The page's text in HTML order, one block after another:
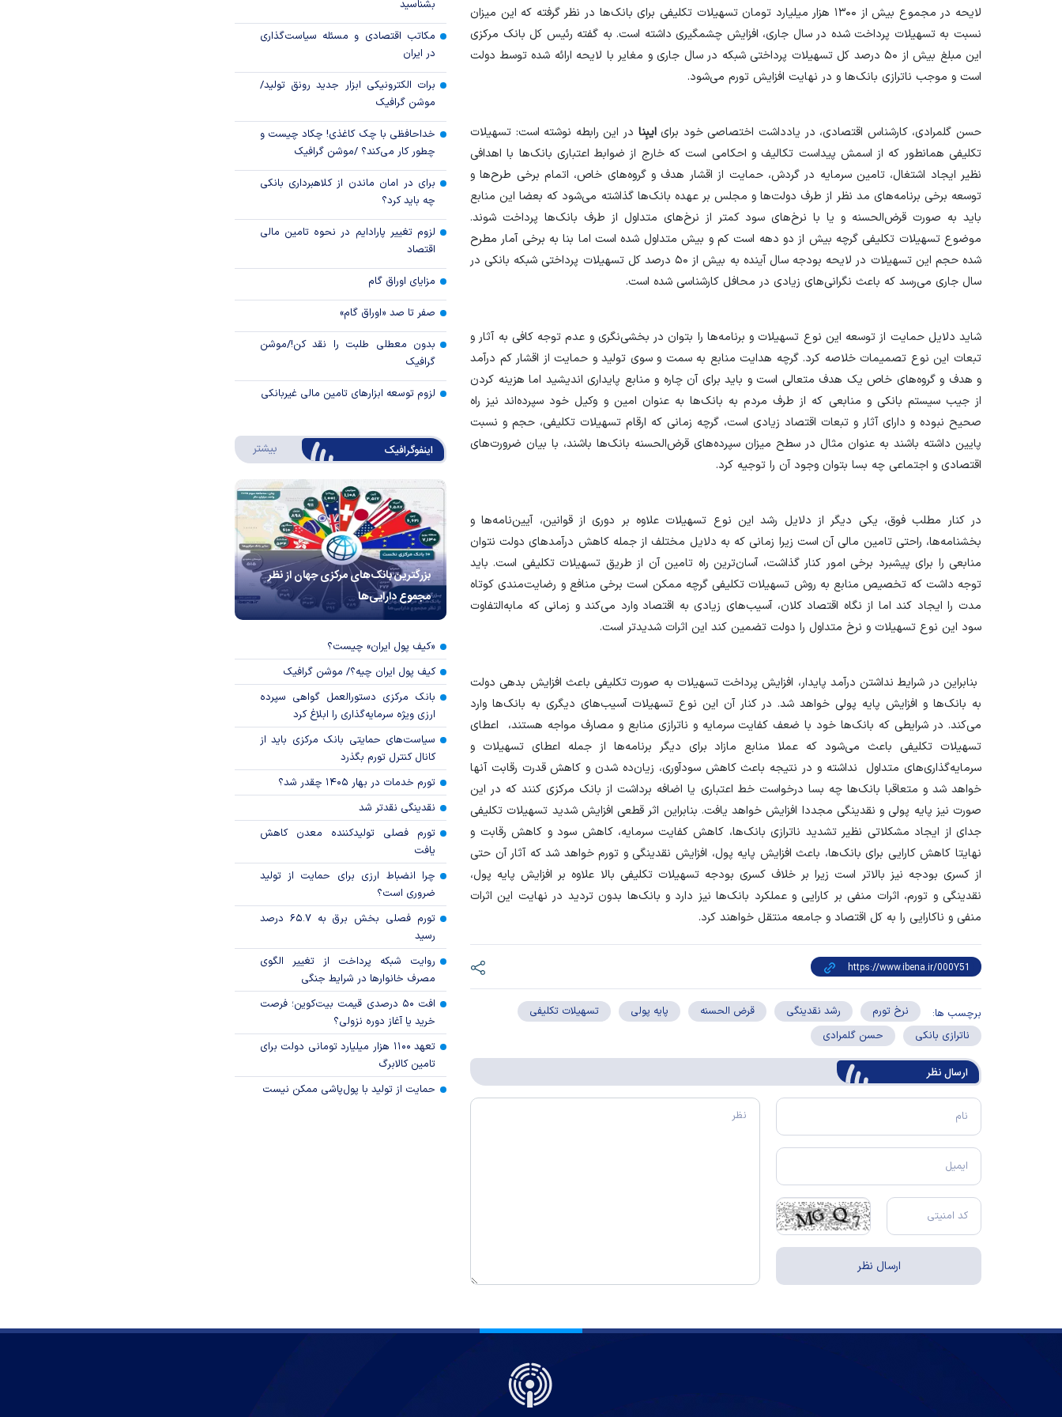
لایحه در مجموع بیش از ۱۳۰۰ هزار میلیارد تومان تسهیلات تکلیفی برای بانک‌ها در نظر گرفته که این میزان
نسبت به تسهیلات پرداخت شده در سال جاری، افزایش چشمگیری داشته است. به گفته رئیس کل بانک مرکزی
این مبلغ بیش از ۵۰ درصد کل تسهیلات پرداختی شبکه در سال جاری و مغایر با لایحه ارائه شده توسط دولت
است و موجب ناترازی بانک‌ها و در نهایت افزایش تورم می‌شود.
حسن گلمرادی، کارشناس اقتصادی، در یادداشت اختصاصی خود برایایبِنا در این رابطه نوشته است: تسهیلات
تکلیفی همانطور که از اسمش پیداست تکالیف و احکامی است که خارج از ضوابط اعتباری بانک‌ها با اهدافی
نظیر ایجاد اشتغال، ‌تامین سرمایه در گردش،‌ حمایت از اقشار هدف و گروه‌های خاص، ‌اتمام برخی طرح‌ها و
توسعه برخی برنامه‌های مد نظر از طرف دولت‌ها و مجلس بر عهده بانک‌ها گذاشته می‌شود که بعضا این منابع
باید به صورت قرض‌الحسنه و یا با نرخ‌های سود کمتر از نرخ‌های متداول از طرف بانک‌ها پرداخت شوند.
موضوع تسهیلات تکلیفی گرچه بیش از دو دهه است کم و بیش متداول شده است اما بنا به برخی آمار مطرح
شده حجم این تسهیلات در لایحه بودجه سال آینده به بیش از ۵۰ درصد کل تسهیلات پرداختی شبکه بانکی در
سال جاری می‌رسد که باعث نگرانی‌های زیادی در محافل کارشناسی شده است.
شاید دلایل حمایت از توسعه این نوع تسهیلات و برنامه‌ها را بتوان در بخشی‌نگری و عدم توجه کافی به آثار و
تبعات این نوع تصمیمات خلاصه کرد. گرچه هدایت منابع به سمت و سوی تولید و حمایت از اقشار کم درآمد
و هدف و گروه‌های خاص یک هدف متعالی است و باید برای آن چاره و منابع پایداری اندیشید اما هزینه کردن
از جیب سیستم بانکی و منابعی که از طرف مردم به بانک‌ها به عنوان امین و وکیل خود سپرده‌اند نیز راه
صحیح نبوده و دارای آثار و تبعات اقتصاد زیادی است، گرچه زمانی که ارقام تسهیلات تکلیفی،‌ حجم و نسبت
پایین داشته باشند به عنوان مثال در سطح میزان سپرده‌های قرض‌الحسنه بانک‌ها باشند، با بیان ضرورت‌های
اقتصادی و اجتماعی چه بسا بتوان وجود آن را توجیه کرد.
در کنار مطلب فوق،‌ یکی دیگر از دلایل رشد این نوع تسهیلات علاوه بر دوری از قوانین، ‌آیین‌نامه‌ها و
بخشنامه‌ها، راحتی تامین مالی آن است زیرا زمانی که به دلایل مختلف از جمله کاهش درآمدهای دولت نتوان
منابعی را برای پیشبرد برخی امور کنار گذاشت، آسان‌ترین راه تامین آن از طریق تسهیلات تکلیفی است. باید
توجه داشت که تخصیص منابع به روش تسهیلات تکلیفی گرچه ممکن است برخی منافع و رضایت‌مندی کوتاه
مدت را ایجاد کند اما از نگاه اقتصاد کلان، آسیب‌های زیادی به اقتصاد وارد می‌کند و زمانی که مابه‌التفاوت
سود این نوع تسهیلات و نرخ متداول را دولت تضمین کند این اثرات شدیدتر است.
بنابراین در شرایط نداشتن درآمد پایدار، افزایش پرداخت تسهیلات به صورت تکلیفی باعث افزایش بدهی دولت
به بانک‌ها و افزایش پایه پولی خواهد شد. در کنار آن این نوع تسهیلات آسیب‌های دیگری به بانک‌ها وارد
می‌کند. در شرایطی که بانک‌ها خود با ضعف کفایت سرمایه و ناترازی منابع و مصارف مواجه هستند، اعطای
تسهیلات تکلیفی باعث می‌شود که عملا منابع مازاد برای دیگر برنامه‌ها از جمله اعطای تسهیلات و
سرمایه‌گذاری‌های متداول نداشته و در نتیجه باعث کاهش سودآوری، زیان‌ده شدن و کاهش قدرت رقابت آنها
خواهد شد و متعاقبا بانک‌ها چه بسا درخواست خط اعتباری یا اضافه برداشت از بانک مرکزی کنند که در این
صورت نیز پایه پولی و نقدینگی مجددا افزایش خواهد یافت. بنابراین اثر قطعی افزایش شدید تسهیلات تکلیفی
جدای از ایجاد مشکلاتی نظیر تشدید ناترازی بانک‌ها،‌ کاهش کفایت سرمایه،‌ کاهش سود و کاهش رقابت و
نهایتا کاهش کارایی برای بانک‌ها،‌ باعث افزایش پایه پول، افزایش نقدینگی و تورم خواهد شد که آثار آن حتی
از کسری بودجه نیز بالاتر است زیرا بر خلاف کسری بودجه تسهیلات تکلیفی بالا علاوه بر افزایش پایه پول،
‌نقدینگی و تورم،‌ اثرات منفی بر کارایی و عملکرد بانک‌ها نیز دارد و بانک‌ها بدون تردید در نهایت این اثرات
منفی و ناکارایی را به کل اقتصاد و جامعه منتقل خواهند کرد.
برچسب ها: نرخ تورم رشد نقدینگی قرض الحسنه پایه پولی
تسهیلات تکلیفی
ناترازی بانکی
حسن گلمرادی
ارسال‌ نظر
بیمه‌ای؛ ضرورتی برای عدالت، اعتماد
عمومی و پایداری مالی
ارزهای راکد در مسیر تولید؛ «گواهی
سپرده ارزی» چه می‌کند؟
بشناسید
مکاتب اقتصادی و مسئله سیاست‌گذاری
در ایران
برات الکترونیکی ابزار جدید رونق تولید/
موشن گرافیک
خداحافظی با چک کاغذی! چکاد چیست و
چطور کار می‌کند؟ /موشن گرافیک
برای در امان ماندن از کلاهبرداری بانکی
چه باید کرد؟
لزوم تغییر پارادایم در نحوه تامین مالی
اقتصاد
مزایای اوراق گام
صفر تا صد «اوراق گام»
بدون معطلی طلبت را نقد کن!/موشن
گرافیک
لزوم توسعه ابزارهای تامین مالی غیربانکی
اینفوگرافیک بیشتر درباره اینفوگرافیک
بزرگترین بانک‌های مرکزی جهان از نظر
مجموع دارایی‌ها
«کیف پول ایران» چیست؟
کیف پول ایران چیه؟/ موشن گرافیک
بانک مرکزی دستورالعمل گواهی سپرده
ارزی ویژه سرمایه‌گذاری را ابلاغ کرد
سیاست‌های حمایتی بانک مرکزی باید از
کانال کنترل تورم بگذرد
تورم خدمات در بهار ۱۴۰۵ چقدر شد؟
نقدینگی نقدتر شد
تورم فصلی تولیدکننده معدن کاهش
یافت
چرا انضباط ارزی برای حمایت از تولید
ضروری است؟
تورم فصلی بخش برق به ۶۵.۷ درصد
رسید
روایت شبکه پرداخت از تغییر الگوی
مصرف خانوار‌ها در شرایط جنگی
افت ۵۰ درصدی قیمت بیت‌کوین؛ فرصت
خرید یا آغاز دوره نزولی؟
تعهد ۱۱۰۰ هزار میلیارد تومانی دولت برای
تامین کالابرگ
حمایت از تولید با پول‌پاشی ممکن نیست